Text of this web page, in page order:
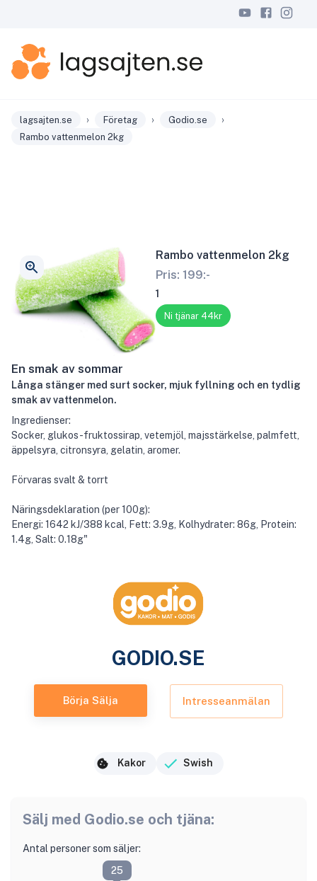
lagsajten.se › Företag › Godio.se ›
Rambo vattenmelon 2kg
Rambo vattenmelon 2kg
Pris: 199:-
1
Ni tjänar 44kr
En smak av sommar
Långa stänger med surt socker, mjuk fyllning och en tydlig
smak av vattenmelon.
Ingredienser:
Socker, glukos-fruktossirap, vetemjöl, majsstärkelse, palmfett,
äppelsyra, citronsyra, gelatin, aromer.
Förvaras svalt & torrt
Näringsdeklaration (per 100g):
Energi: 1642 kJ/388 kcal, Fett: 3.9g, Kolhydrater: 86g, Protein:
1.4g, Salt: 0.18g"
GODIO.SE
Börja Sälja Intresseanmälan
Kakor Swish
Sälj med Godio.se och tjäna:
Antal personer som säljer:
25